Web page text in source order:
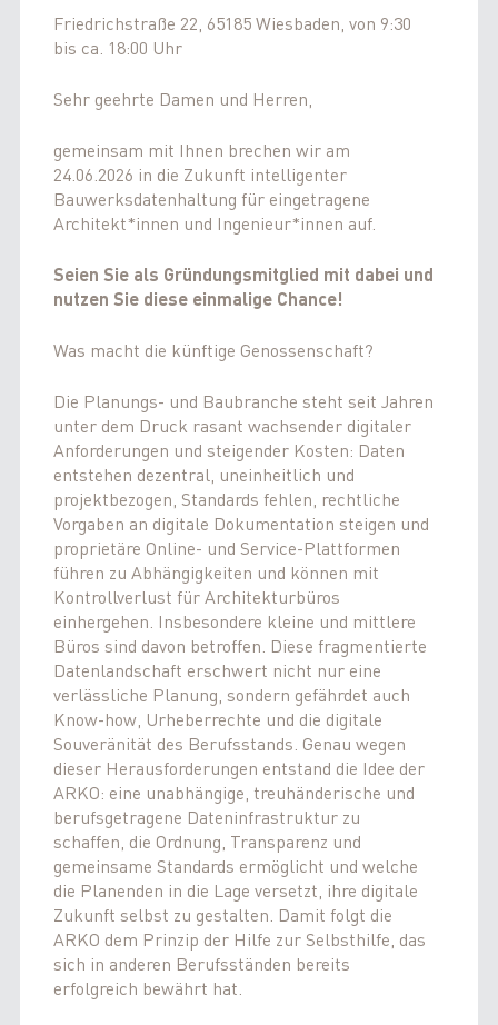
Friedrichstraße 22, 65185 Wiesbaden, von 9:30
bis ca. 18:00 Uhr
Sehr geehrte Damen und Herren,
gemeinsam mit Ihnen brechen wir am
24.06.2026 in die Zukunft intelligenter
Bauwerksdatenhaltung für eingetragene
Architekt*innen und Ingenieur*innen auf.
Seien Sie als Gründungsmitglied mit dabei und
nutzen Sie diese einmalige Chance!
Was macht die künftige Genossenschaft?
Die Planungs- und Baubranche steht seit Jahren
unter dem Druck rasant wachsender digitaler
Anforderungen und steigender Kosten: Daten
entstehen dezentral, uneinheitlich und
projektbezogen, Standards fehlen, rechtliche
Vorgaben an digitale Dokumentation steigen und
proprietäre Online- und Service-Plattformen
führen zu Abhängigkeiten und können mit
Kontrollverlust für Architekturbüros
einhergehen. Insbesondere kleine und mittlere
Büros sind davon betroffen. Diese fragmentierte
Datenlandschaft erschwert nicht nur eine
verlässliche Planung, sondern gefährdet auch
Know-how, Urheberrechte und die digitale
Souveränität des Berufsstands. Genau wegen
dieser Herausforderungen entstand die Idee der
ARKO: eine unabhängige, treuhänderische und
berufsgetragene Dateninfrastruktur zu
schaffen, die Ordnung, Transparenz und
gemeinsame Standards ermöglicht und welche
die Planenden in die Lage versetzt, ihre digitale
Zukunft selbst zu gestalten. Damit folgt die
ARKO dem Prinzip der Hilfe zur Selbsthilfe, das
sich in anderen Berufsständen bereits
erfolgreich bewährt hat.